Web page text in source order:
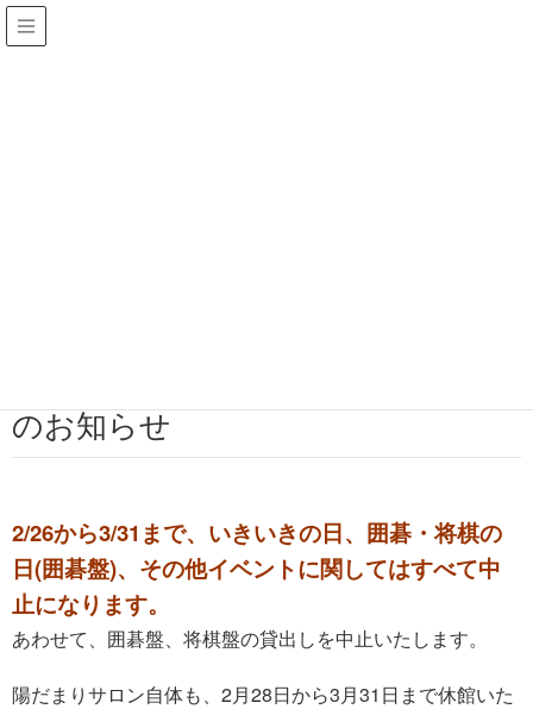
のお知らせ
2/26から3/31まで、いきいきの日、囲碁・将棋の
日(囲碁盤)、その他イベントに関してはすべて中
止になります。
あわせて、囲碁盤、将棋盤の貸出しを中止いたします。
陽だまりサロン自体も、2月28日から3月31日まで休館いた